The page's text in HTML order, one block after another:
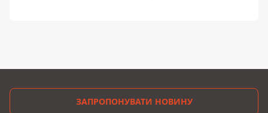
ЗАПРОПОНУВАТИ НОВИНУ